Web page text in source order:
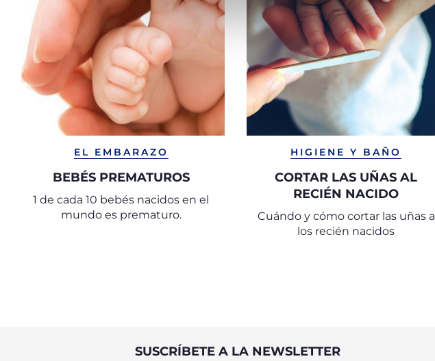
EL EMBARAZO
BEBÉS PREMATUROS
1 de cada 10 bebés nacidos en el
mundo es prematuro.
HIGIENE Y BAÑO
CORTAR LAS UÑAS AL
RECIÉN NACIDO
Cuándo y cómo cortar las uñas a
los recién nacidos
SUSCRÍBETE A LA NEWSLETTER